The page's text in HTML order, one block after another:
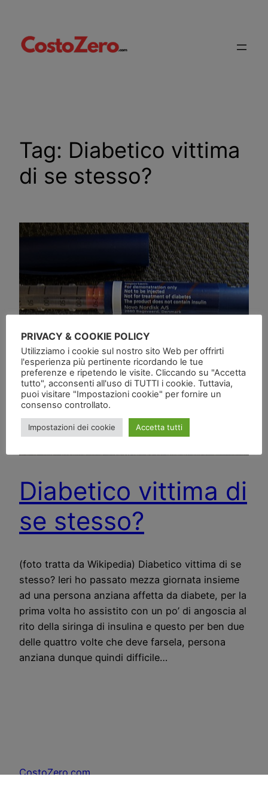
contenuto
Tag: Diabetico vittima
di se stesso?
Diabetico vittima di
se stesso?
(foto tratta da Wikipedia) Diabetico vittima di se
stesso? Ieri ho passato mezza giornata insieme
ad una persona anziana affetta da diabete, per la
prima volta ho assistito con un po’ di angoscia al
rito della siringa di insulina e questo per ben due
delle quattro volte che deve farsela, persona
anziana dunque quindi difficile…
CostoZero.com
PRIVACY & COOKIE POLICY
Utilizziamo i cookie sul nostro sito Web per offrirti
l'esperienza più pertinente ricordando le tue
preferenze e ripetendo le visite. Cliccando su "Accetta
tutto", acconsenti all'uso di TUTTI i cookie. Tuttavia,
puoi visitare "Impostazioni cookie" per fornire un
consenso controllato.
Impostazioni dei cookie Accetta tutti